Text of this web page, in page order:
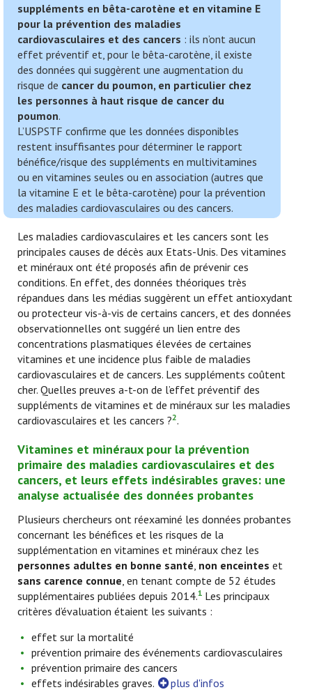
suppléments en bêta-carotène et en vitamine E
pour la prévention des maladies
cardiovasculaires et des cancers : ils n’ont aucun
effet préventif et, pour le bêta-carotène, il existe
des données qui suggèrent une augmentation du
risque de cancer du poumon, en particulier chez
les personnes à haut risque de cancer du
poumon.
L’USPSTF confirme que les données disponibles
restent insuffisantes pour déterminer le rapport
bénéfice/risque des suppléments en multivitamines
ou en vitamines seules ou en association (autres que
la vitamine E et le bêta-carotène) pour la prévention
des maladies cardiovasculaires ou des cancers.
Les maladies cardiovasculaires et les cancers sont les
principales causes de décès aux Etats-Unis. Des vitamines
et minéraux ont été proposés afin de prévenir ces
conditions. En effet, des données théoriques très
répandues dans les médias suggèrent un effet antioxydant
ou protecteur vis-à-vis de certains cancers, et des données
observationnelles ont suggéré un lien entre des
concentrations plasmatiques élevées de certaines
vitamines et une incidence plus faible de maladies
cardiovasculaires et de cancers. Les suppléments coûtent
cher. Quelles preuves a-t-on de l’effet préventif des
suppléments de vitamines et de minéraux sur les maladies
cardiovasculaires et les cancers ?2.
Vitamines et minéraux pour la prévention
primaire des maladies cardiovasculaires et des
cancers, et leurs effets indésirables graves: une
analyse actualisée des données probantes
Plusieurs chercheurs ont réexaminé les données probantes
concernant les bénéfices et les risques de la
supplémentation en vitamines et minéraux chez les
personnes adultes en bonne santé, non enceintes et
sans carence connue, en tenant compte de 52 études
supplémentaires publiées depuis 2014.1 Les principaux
critères d’évaluation étaient les suivants :
effet sur la mortalité
prévention primaire des événements cardiovasculaires
prévention primaire des cancers
effets indésirables graves.
plus d'infos